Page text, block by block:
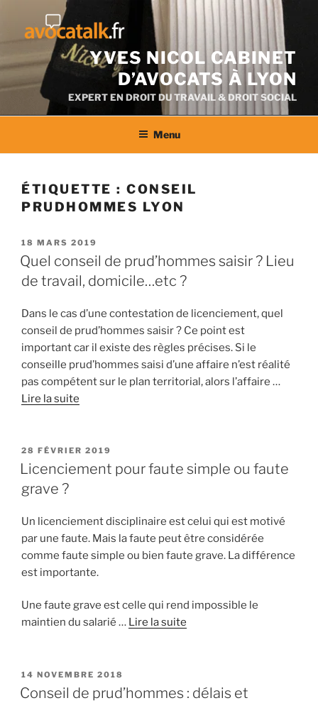
contenu
YVES NICOL CABINET
D’AVOCATS À LYON
EXPERT EN DROIT DU TRAVAIL & DROIT SOCIAL
Menu
ÉTIQUETTE :CONSEIL
PRUDHOMMES LYON
PUBLIÉ
LE
18 MARS 2019
Quel conseil de prud’hommes saisir ? Lieu
de travail, domicile…etc ?
Dans le cas d’une contestation de licenciement, quel
conseil de prud’hommes saisir ? Ce point est
important car il existe des règles précises. Si le
conseille prud’hommes saisi d’une affaire n’est réalité
pas compétent sur le plan territorial, alors l’affaire …
Lire la suite
PUBLIÉ
LE
28 FÉVRIER 2019
Licenciement pour faute simple ou faute
grave ?
Un licenciement disciplinaire est celui qui est motivé
par une faute. Mais la faute peut être considérée
comme faute simple ou bien faute grave. La différence
est importante.
Une faute grave est celle qui rend impossible le
maintien du salarié … Lire la suite
PUBLIÉ
LE
14 NOVEMBRE 2018
Conseil de prud’hommes : délais et